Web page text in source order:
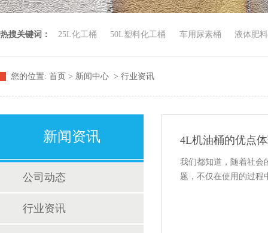
热搜关键词： 25L化工桶 50L塑料化工桶 车用尿素桶 液体肥
您的位置: 首页 > 新闻中心 > 行业资讯
新闻资讯
公司动态
行业资讯
4L机油桶的优点
我们都知道，随着社会
题，不仅在使用的过